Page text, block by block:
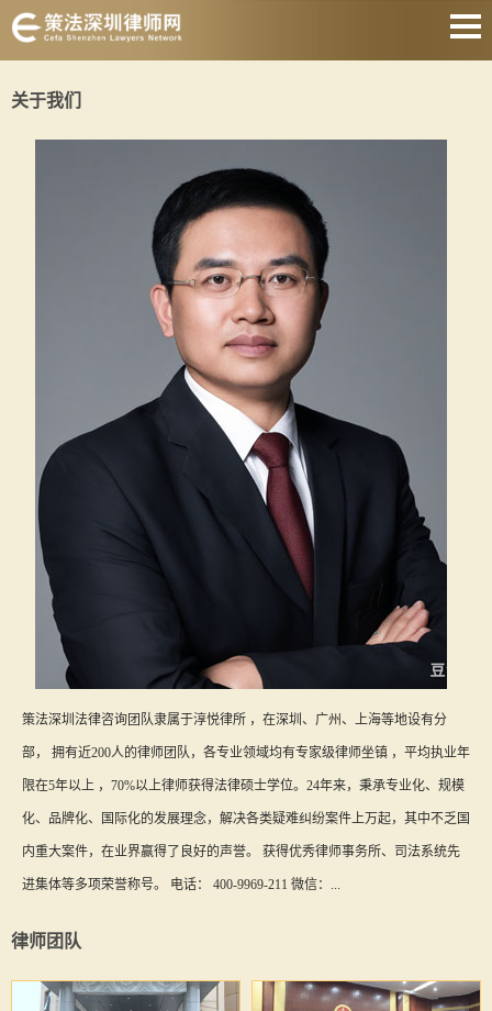
房产纠纷
合同纠纷
债权债务
公司经营
关于我们
关于我们
策法深圳法律咨询团队隶属于淳悦律所 ，在深圳、广州、上海等地设有分
部， 拥有近200人的律师团队，各专业领域均有专家级律师坐镇 ，平均执业年
限在5年以上 ，70%以上律师获得法律硕士学位。24年来，秉承专业化、规模
化、品牌化、国际化的发展理念，解决各类疑难纠纷案件上万起，其中不乏国
内重大案件，在业界赢得了良好的声誉。 获得优秀律师事务所、司法系统先
进集体等多项荣誉称号。 电话： 400-9969-211 微信：...
律师团队